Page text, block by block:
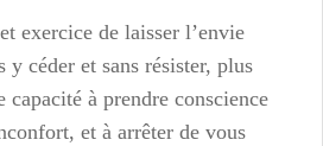
exercice de laisser l’envie
y céder et sans résister, plus
à prendre conscience
et à arrêter de vous